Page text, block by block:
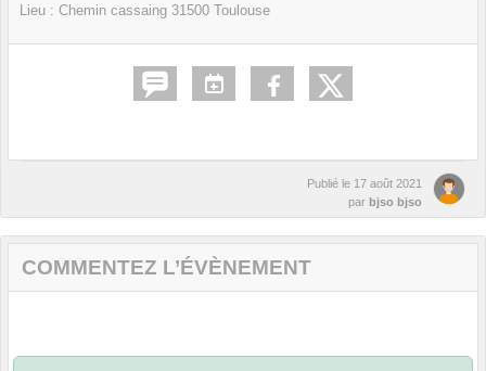
Lieu : Chemin cassaing 31500 Toulouse
Publié le 17 août 2021
par bjso bjso
COMMENTEZ L’ÉVÈNEMENT